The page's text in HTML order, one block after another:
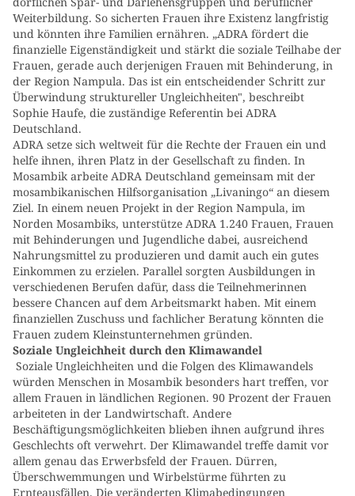
Weiterbildung. So sicherten Frauen ihre Existenz langfristig
und könnten ihre Familien ernähren. „ADRA fördert die
finanzielle Eigenständigkeit und stärkt die soziale Teilhabe der
Frauen, gerade auch derjenigen Frauen mit Behinderung, in
der Region Nampula. Das ist ein entscheidender Schritt zur
Überwindung struktureller Ungleichheiten", beschreibt
Sophie Haufe, die zuständige Referentin bei ADRA
Deutschland.
ADRA setze sich weltweit für die Rechte der Frauen ein und
helfe ihnen, ihren Platz in der Gesellschaft zu finden. In
Mosambik arbeite ADRA Deutschland gemeinsam mit der
mosambikanischen Hilfsorganisation „Livaningo“ an diesem
Ziel. In einem neuen Projekt in der Region Nampula, im
Norden Mosambiks, unterstütze ADRA 1.240 Frauen, Frauen
mit Behinderungen und Jugendliche dabei, ausreichend
Nahrungsmittel zu produzieren und damit auch ein gutes
Einkommen zu erzielen. Parallel sorgten Ausbildungen in
verschiedenen Berufen dafür, dass die Teilnehmerinnen
bessere Chancen auf dem Arbeitsmarkt haben. Mit einem
finanziellen Zuschuss und fachlicher Beratung könnten die
Frauen zudem Kleinstunternehmen gründen.
Soziale Ungleichheit durch den Klimawandel
Soziale Ungleichheiten und die Folgen des Klimawandels
würden Menschen in Mosambik besonders hart treffen, vor
allem Frauen in ländlichen Regionen. 90 Prozent der Frauen
arbeiteten in der Landwirtschaft. Andere
Beschäftigungsmöglichkeiten blieben ihnen aufgrund ihres
Geschlechts oft verwehrt. Der Klimawandel treffe damit vor
allem genau das Erwerbsfeld der Frauen. Dürren,
Überschwemmungen und Wirbelstürme führten zu
Ernteausfällen. Die veränderten Klimabedingungen